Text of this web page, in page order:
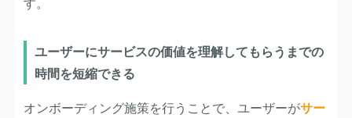
ユーザーにサービスの価値を理解してもらうまでの
時間を短縮できる
オンボーディング施策を行うことで、ユーザーがサー